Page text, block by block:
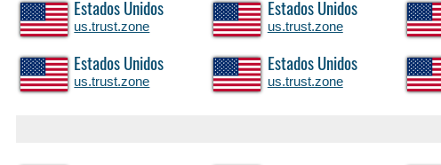
Estados Unidos
us.trust.zone
Estados Unidos
us.trust.zone
Estados Unidos
us.trust.zone
Estados Unidos
us.trust.zone